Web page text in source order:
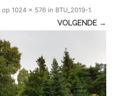
op 1024 × 576 in BTU_2019-1.
VOLGENDE →